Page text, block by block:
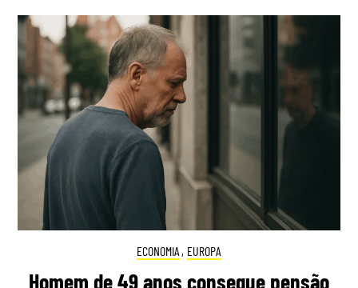
ECONOMIA , EUROPA
Homem de 49 anos consegue pensão